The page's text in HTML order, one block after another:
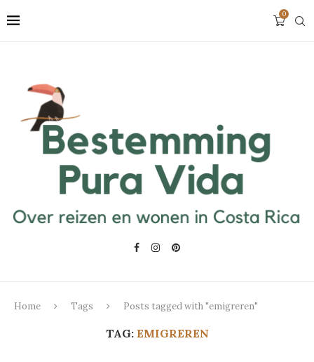
0
Home Tags Posts tagged with "emigreren"
TAG: EMIGREREN